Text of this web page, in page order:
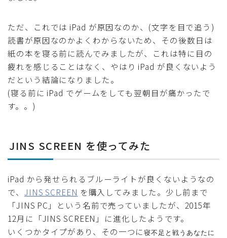
ただ、これでは iPad が原因なのか、(文字を目で追う)
読書が原因なのかよくわからないため、その後数日は
紙の本を寝る前に読んでみましたが、これは特に目の
疲れを感じることはなく、やはり iPad が良くないよう
だという結論になりました。
(寝る前に iPad でゲームをしても翌朝目が痛かったで
す。。)
JINS SCREEN を使ってみた
iPad から発せられるブルーライトが良くないようなの
で、 JINS SCREEN を購入してみました。少し前まで
「JINS PC」という名前で売っていましたが、2015年
12月に「JINS SCREEN」に進化したようです。
いくつかタイプがあり、その一つに寝不足と戦うあなたに